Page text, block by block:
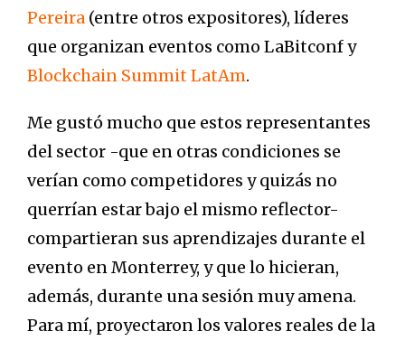
Pereira (entre otros expositores), líderes
que organizan eventos como LaBitconf y
Blockchain Summit LatAm.
Me gustó mucho que estos representantes
del sector -que en otras condiciones se
verían como competidores y quizás no
querrían estar bajo el mismo reflector-
compartieran sus aprendizajes durante el
evento en Monterrey, y que lo hicieran,
además, durante una sesión muy amena.
Para mí, proyectaron los valores reales de la